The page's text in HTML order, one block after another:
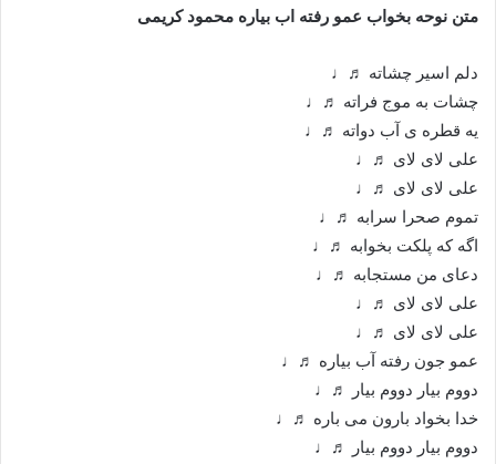
متن نوحه بخواب عمو رفته اب بیاره محمود کریمی
دلم اسیر چشاته ♬♩
چشات به موج فراته ♬♩
یه قطره ی آب دواته ♬♩
علی لای لای ♬♩
علی لای لای ♬♩
تموم صحرا سرابه ♬♩
اگه که پلکت بخوابه ♬♩
دعای من مستجابه ♬♩
علی لای لای ♬♩
علی لای لای ♬♩
عمو جون رفته آب بیاره ♬♩
دووم بیار دووم بیار ♬♩
خدا بخواد بارون می باره ♬♩
دووم بیار دووم بیار ♬♩